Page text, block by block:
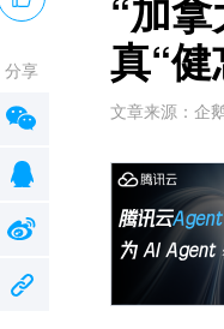
“加
真“健
文章来源： 企
分享